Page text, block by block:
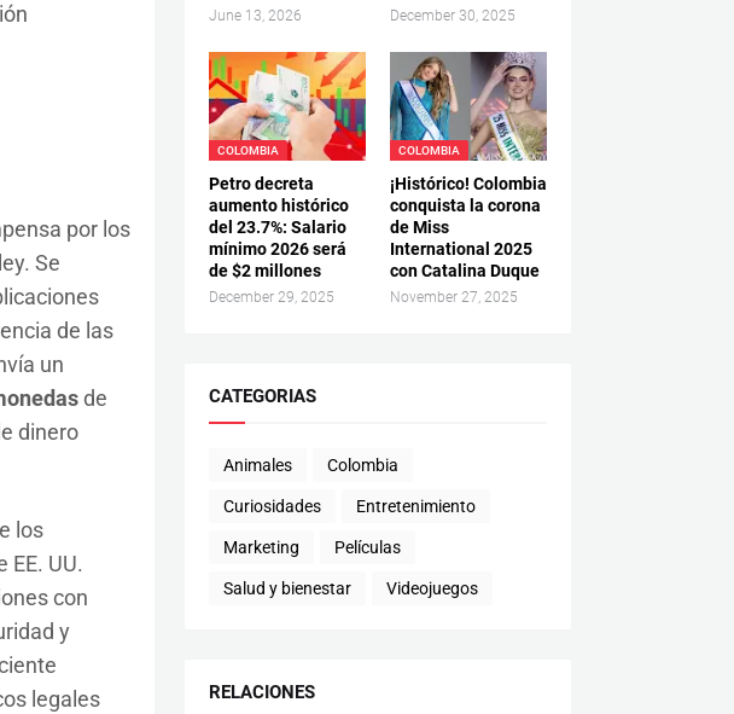
por los
Se
de las
un
de
dinero
los
UU.
con
y
legales
June 13, 2026 December 30, 2025
COLOMBIA
Petro decreta
aumento histórico
del 23.7%: Salario
mínimo 2026 será
de $2 millones
December 29, 2025
COLOMBIA
¡Histórico! Colombia
conquista la corona
de Miss
International 2025
con Catalina Duque
November 27, 2025
CATEGORIAS
Animales Colombia
Curiosidades Entretenimiento
Marketing Películas
Salud y bienestar Videojuegos
RELACIONES